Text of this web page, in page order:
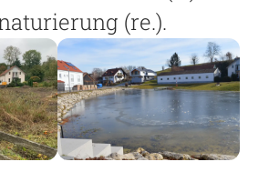
(re.).